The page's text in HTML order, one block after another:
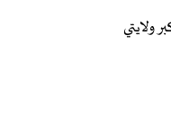
ولايتي